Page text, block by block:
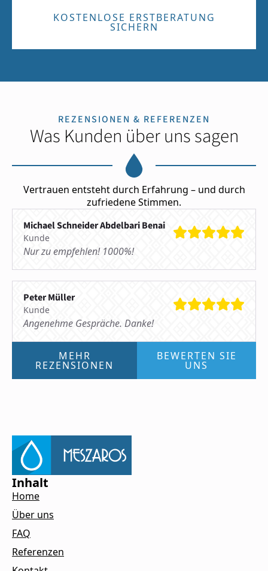
KOSTENLOSE ERSTBERATUNG
SICHERN
REZENSIONEN & REFERENZEN
Was Kunden über uns sagen
Vertrauen entsteht durch Erfahrung – und durch
zufriedene Stimmen.
Michael Schneider Abdelbari Benai
Kunde
Nur zu empfehlen! 1000%!
Peter Müller
Kunde
Angenehme Gespräche. Danke!
MEHR
REZENSIONEN
BEWERTEN SIE
UNS
Inhalt
Home
Über uns
FAQ
Referenzen